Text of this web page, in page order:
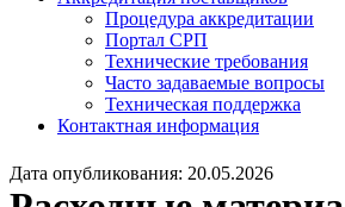
Процедура аккредитации
Портал СРП
Технические требования
Часто задаваемые вопросы
Техническая поддержка
Контактная информация
Дата опубликования: 20.05.2026